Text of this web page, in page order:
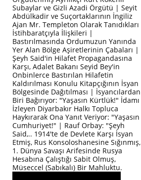
Subaylar ve Gizli Azadi Örgütü | Seyit
Abdülkadir ve Suçortaklarının İngiliz
Ajan Mr. Templeton Olarak Tanıdıkları
İstihbaratçıyla İlişkileri |
Bastırılmasında Ordumuzun Yanında
Yer Alan Bölge Aşiretlerinin Çabaları |
Şeyh Said'in Hilafet Propagandasına
Karşı, Adalet Bakanı Seyid Bey'in
Onbinlerce Bastırılan Hilafetin
Kaldırılması Konulu Kitapçığının İsyan
Bölgesinde Dağıtılması | İsyancılardan
Biri Bağırıyor: "Yaşasın Kürtlük!" İdamı
İzleyen Diyarbakır Halkı Topluca
Haykırarak Ona Yanıt Veriyor: "Yaşasın
Cumhuriyet!" | Rauf Orbay: "Şeyh
Said,.. 1914'te de Devlete Karşı İsyan
Etmiş, Rus Konsoloshanesine Sığınmış,
1. Dünya Savaşı Arifesinde Rusya
Hesabına Çalıştığı Sabit Olmuş,
Müseccel (Sabıkalı) Bir Mahluktu.